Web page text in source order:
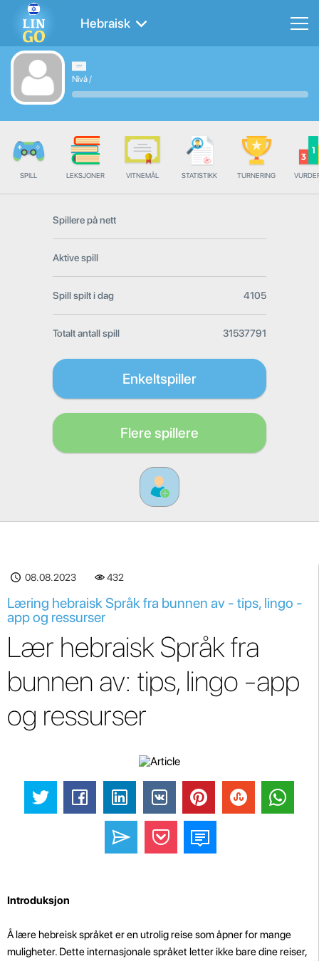
Hebraisk
Nivå/
SPILL LEKSJONER VITNEMÅL STATISTIKK TURNERING
Spillere på nett
Aktive spill
Spill spilt i dag 4105
Totalt antall spill 31537791
Enkeltspiller
Flere spillere
08.08.2023 432
Læring hebraisk Språk fra bunnen av - tips, lingo -
app og ressurser
Lær hebraisk Språk fra
bunnen av: tips, lingo -app
og ressurser
Introduksjon
Å lære hebreisk språket er en utrolig reise som åpner for mange
muligheter. Dette internasjonale språket letter ikke bare dine reiser,